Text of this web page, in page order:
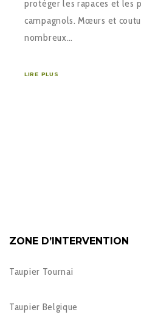
protéger les rapaces et les
campagnols. Mœurs et
nombreux…
LIRE PLUS
ZONE D’INTERVENTION
Taupier Tournai
Taupier Belgique